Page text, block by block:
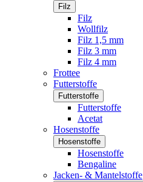
Filz
Filz
Wollfilz
Filz 1,5 mm
Filz 3 mm
Filz 4 mm
Frottee
Futterstoffe
Futterstoffe
Futterstoffe
Acetat
Hosenstoffe
Hosenstoffe
Hosenstoffe
Bengaline
Jacken- & Mantelstoffe